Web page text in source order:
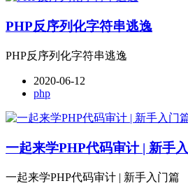
PHP反序列化字符串逃逸
PHP反序列化字符串逃逸
2020-06-12
php
一起来学PHP代码审计 | 新手
一起来学PHP代码审计 | 新手入门篇